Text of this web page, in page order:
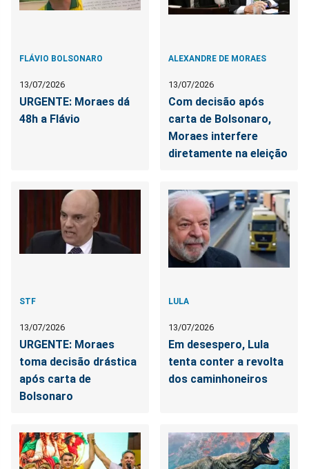
FLÁVIO BOLSONARO
13/07/2026
URGENTE: Moraes dá
48h a Flávio
ALEXANDRE DE MORAES
13/07/2026
Com decisão após
carta de Bolsonaro,
Moraes interfere
diretamente na eleição
STF
13/07/2026
URGENTE: Moraes
toma decisão drástica
após carta de
Bolsonaro
LULA
13/07/2026
Em desespero, Lula
tenta conter a revolta
dos caminhoneiros